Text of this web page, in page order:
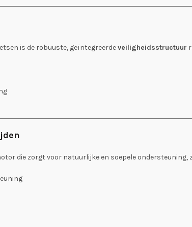
is de robuuste, geïntegreerdeveiligheidsstructuur
die zorgt voor natuurlijke en soepele ondersteuning,